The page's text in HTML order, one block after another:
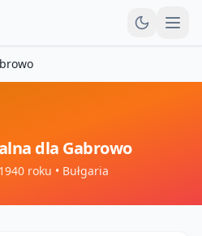
dla Gabrowo
roku • Bułgaria